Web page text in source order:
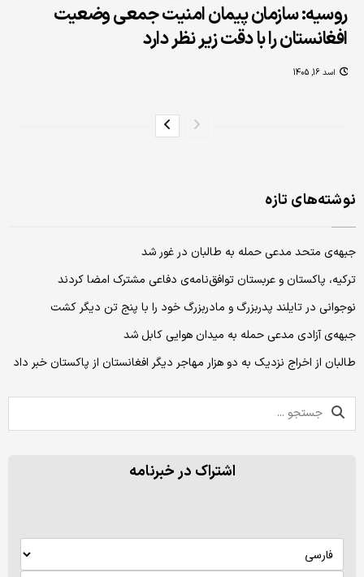
روسیه: سازمان پیمان امنیت جمعی وضعیت
افغانستان را با دقت زیر نظر دارد
اسد 16, 1405
نوشته‌های تازه
جبهه‌ی متحد مدعی حمله به طالبان در غور شد
ترکیه، پاکستان و عربستان توافق‌نامه‌ی دفاعی مشترک امضا کردند
نوجوانی در تایلند پدربزرگ و مادربزرگ خود را با پنج تن دیگر کشت
جبهه‌ی آزادی مدعی حمله به میدان هوایی کابل شد
طالبان از اخراج نزدیک به دو هزار مهاجر دیگر افغانستان از پاکستان خبر داد
اشتراک در خبرنامه